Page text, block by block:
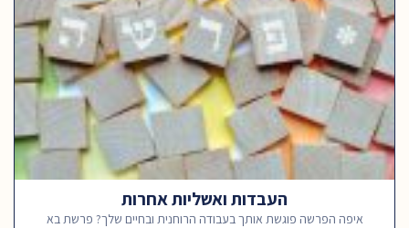
העבדות ואשליות אחרות
איפה הפרשה פוגשת אותך בעבודה הרוחנית ובחיים שלך? פרשת בא